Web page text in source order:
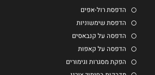
הדפסת רול-אפים
הדפסת שימשוניות
הדפסה על קנבאסים
הדפסה על קאפות
הפקת מסגרות וגימורים